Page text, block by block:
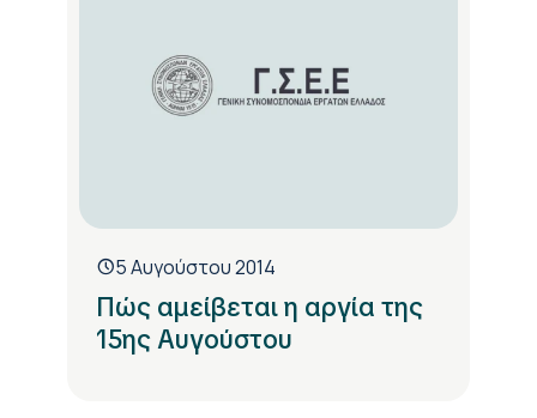
5 Αυγούστου 2014
Πώς αμείβεται η αργία της
15ης Αυγούστου